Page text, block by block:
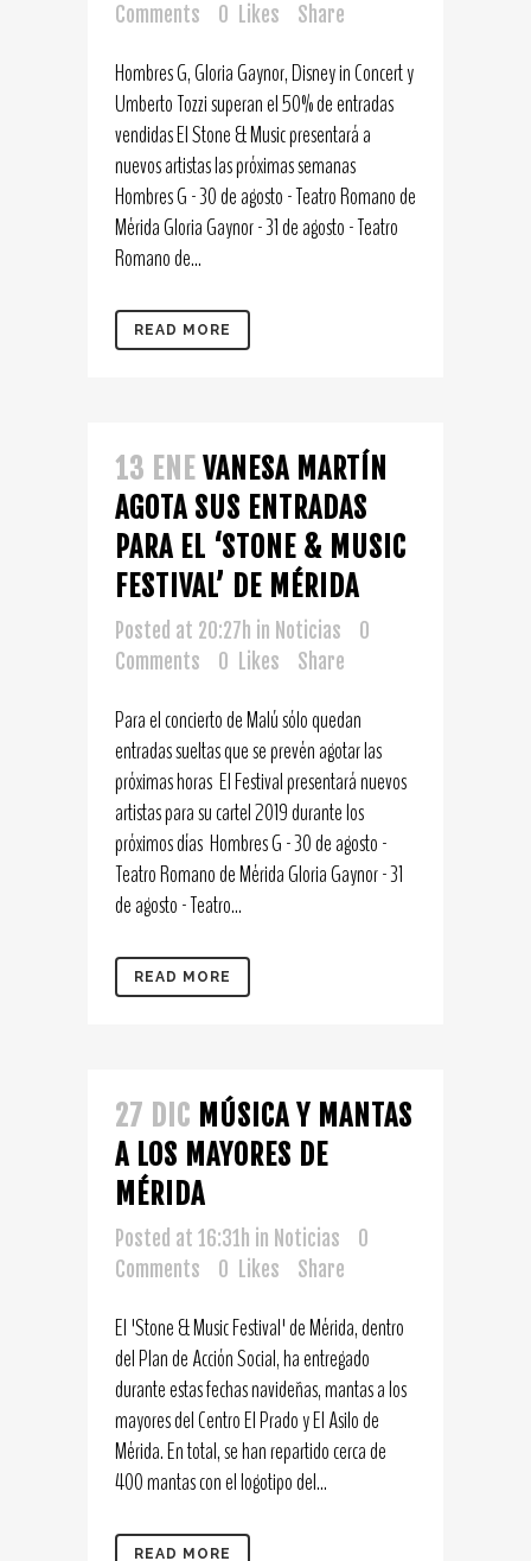
Comments
0 Likes Share
Hombres G, Gloria Gaynor, Disney in Concert y
Umberto Tozzi superan el 50% de entradas
vendidas El Stone & Music presentará a
nuevos artistas las próximas semanas
Hombres G - 30 de agosto - Teatro Romano de
Mérida Gloria Gaynor - 31 de agosto - Teatro
Romano de...
READ MORE
13 ENE VANESA MARTÍN
AGOTA SUS ENTRADAS
PARA EL ‘STONE & MUSIC
FESTIVAL’ DE MÉRIDA
Posted at 20:27h in Noticias
0
Comments
0 Likes Share
Para el concierto de Malú sólo quedan
entradas sueltas que se prevén agotar las
próximas horas El Festival presentará nuevos
artistas para su cartel 2019 durante los
próximos días Hombres G - 30 de agosto -
Teatro Romano de Mérida Gloria Gaynor - 31
de agosto - Teatro...
READ MORE
27 DIC MÚSICA Y MANTAS
A LOS MAYORES DE
MÉRIDA
Posted at 16:31h in Noticias
0
Comments
0 Likes Share
El 'Stone & Music Festival' de Mérida, dentro
del Plan de Acción Social, ha entregado
durante estas fechas navideñas, mantas a los
mayores del Centro El Prado y El Asilo de
Mérida. En total, se han repartido cerca de
400 mantas con el logotipo del...
READ MORE